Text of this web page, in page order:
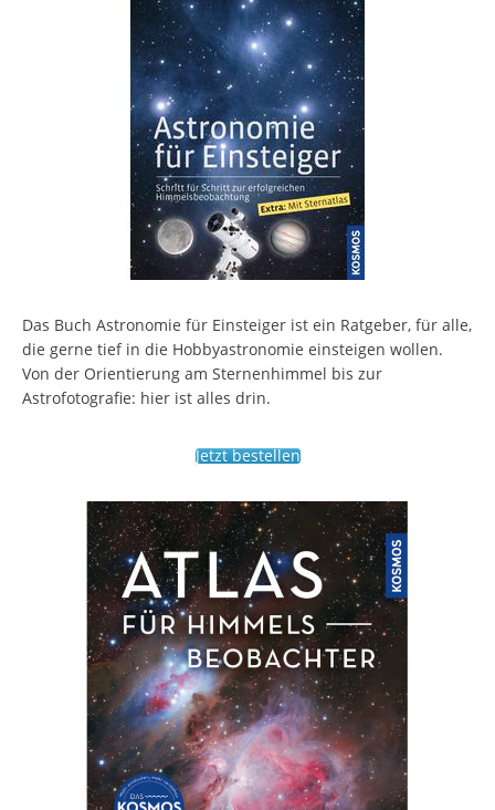
Das Buch Astronomie für Einsteiger ist ein Ratgeber, für alle,
die gerne tief in die Hobbyastronomie einsteigen wollen.
Von der Orientierung am Sternenhimmel bis zur
Astrofotografie: hier ist alles drin.
Jetzt bestellen